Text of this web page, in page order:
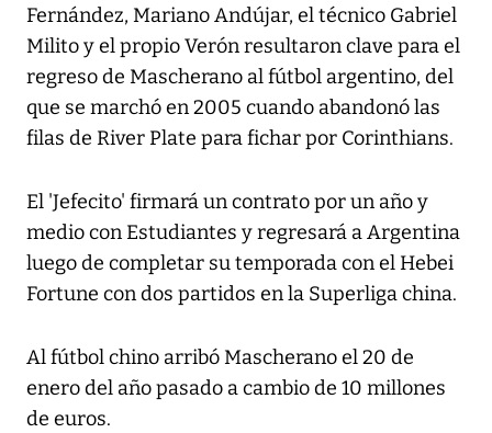
Fernández, Mariano Andújar, el técnico Gabriel
Milito y el propio Verón resultaron clave para el
regreso de Mascherano al fútbol argentino, del
que se marchó en 2005 cuando abandonó las
filas de River Plate para fichar por Corinthians.
El 'Jefecito' firmará un contrato por un año y
medio con Estudiantes y regresará a Argentina
luego de completar su temporada con el Hebei
Fortune con dos partidos en la Superliga china.
Al fútbol chino arribó Mascherano el 20 de
enero del año pasado a cambio de 10 millones
de euros.